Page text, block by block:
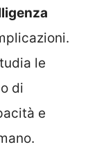
le
di
e